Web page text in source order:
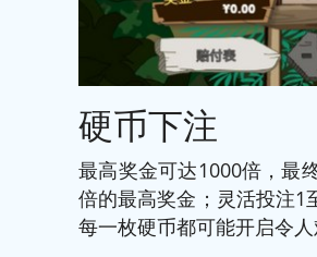
硬币下注
最高奖金可达1000倍，最
倍的最高奖金；灵活投注1
每一枚硬币都可能开启令人